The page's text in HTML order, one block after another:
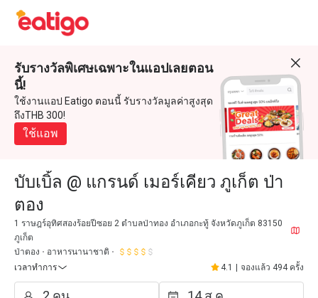
รับรางวัลพิเศษเฉพาะในแอปเลยตอน
นี้!
ใช้งานแอป Eatigo ตอนนี้ รับรางวัลมูลค่าสูงสุด
ถึงTHB 300!
ใช้แอพ
บับเบิ้ล @ แกรนด์ เมอร์เคียว ภูเก็ต ป่า
ตอง
1 ราษฎร์อุทิศสองร้อยปีซอย 2 ตำบลป่าทอง อำเภอกะทู้ จังหวัดภูเก็ต 83150
ภูเก็ต
ป่าตอง
อาหารนานาชาติ
เวลาทำการ
4.1 จองแล้ว 494 ครั้ง